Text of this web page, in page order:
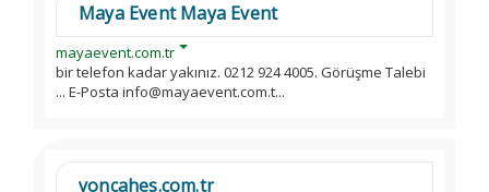
Maya Event Maya Event
mayaevent.com.tr
bir telefon kadar yakınız. 0212 924 4005. Görüşme Talebi
... E-Posta info@mayaevent.com.t...
yoncahes.com.tr